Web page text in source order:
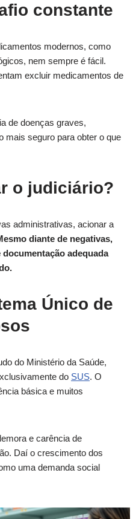
constante
modernos, como
nem sempre é fácil.
excluir medicamentos de
de doenças graves,
mais seguro para obter o que
o judiciário?
administrativas, acionar a
diante de negativas,
adequada
Único de
do Ministério da Saúde,
do SUS. O
básica e muitos
e carência de
Daí o crescimento dos
uma demanda social